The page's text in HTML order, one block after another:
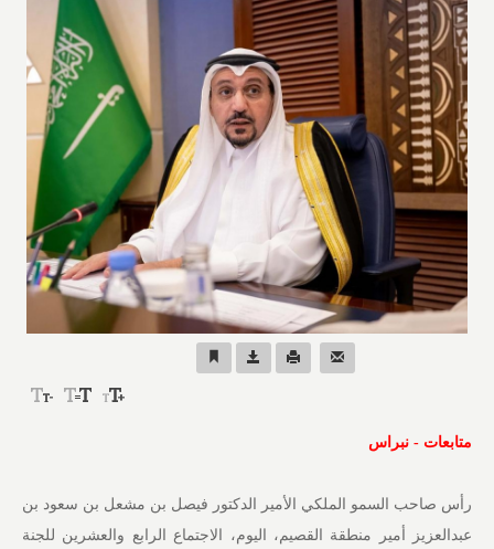
متابعات - نبراس
رأس صاحب السمو الملكي الأمير الدكتور فيصل بن مشعل بن سعود بن
عبدالعزيز أمير منطقة القصيم، اليوم، الاجتماع الرابع والعشرين للجنة